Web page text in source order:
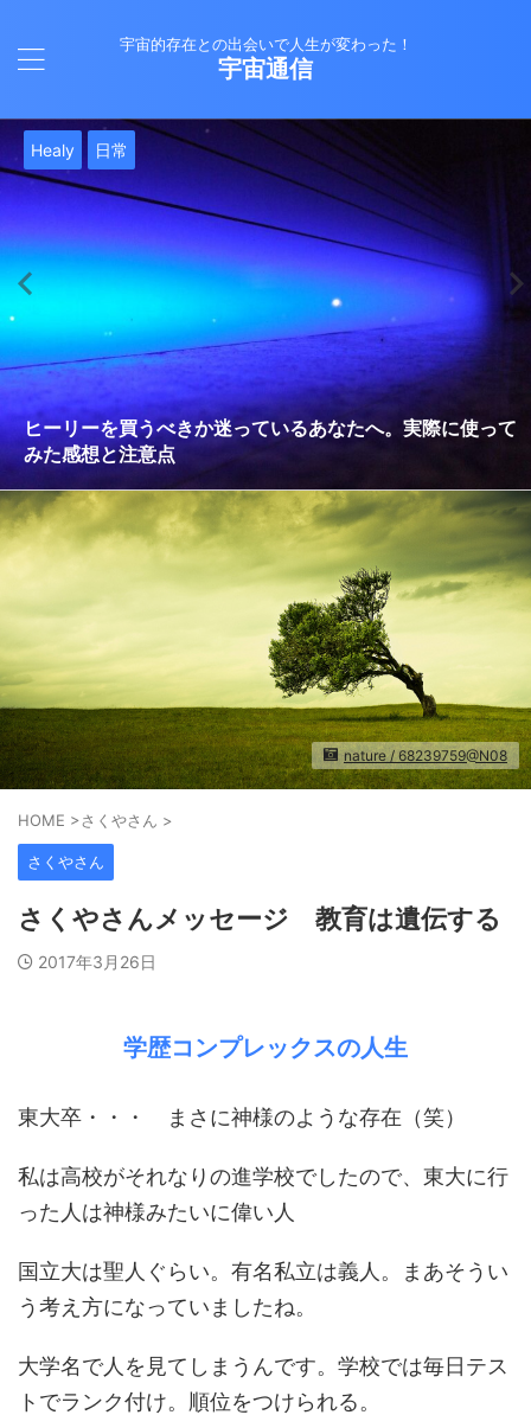
宇宙的存在との出会いで人生が変わった！
宇宙通信
日常 津留晃一
雨の日の恵み：心に降る静かな癒し
バシャール 津留晃一
就職は人生の終着駅じゃない！自分らしい道を見つける方
法
Healy 日常
ヒーリーを買うべきか迷っているあなたへ。実際に使って
みた感想と注意点
バシャール
エネルギーの法則 〜最近どハマりしていました〜
日常
現実を変える
日常
今、ここにいること
Healy 日常 津留晃一
もしかしてだけどHealy（量子波動調整器）のせいなの？
日常
iPad 第10世代買いました
Healy 日常
久し振りにHealy（ヒーリー）量子波動調整器について
日常
大谷さんの通訳、水原さんの解雇に思う
nature / 68239759@N08
HOME >さくやさん >
さくやさん
さくやさんメッセージ 教育は遺伝する
2017年3月26日
学歴コンプレックスの人生
東大卒・・・ まさに神様のような存在（笑）
私は高校がそれなりの進学校でしたので、東大に行
った人は神様みたいに偉い人
国立大は聖人ぐらい。有名私立は義人。まあそうい
う考え方になっていましたね。
大学名で人を見てしまうんです。学校では毎日テス
トでランク付け。順位をつけられる。